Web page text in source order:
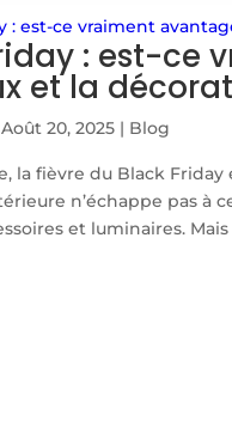
: est-ce
et la
Août 20, 2025 | Blog
la fièvre du Black
n’échappe pas à
et luminaires. Mais